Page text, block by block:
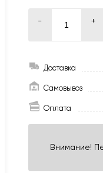
- +
Доставка
Самовывоз
Оплата
Внимание!